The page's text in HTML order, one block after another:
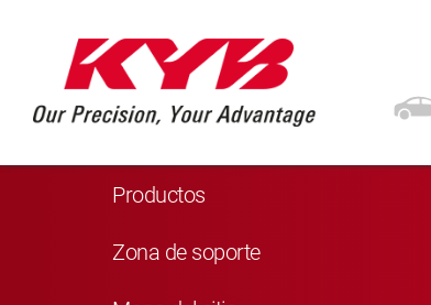
Navegación
Productos
Zona de soporte